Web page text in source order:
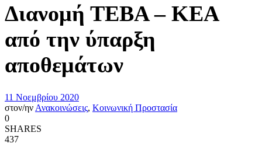
Διανομή ΤΕΒΑ – ΚΕΑ
από την ύπαρξη
αποθεμάτων
11 Νοεμβρίου 2020
στον/ηνΑνακοινώσεις, Κοινωνική Προστασία
0
SHARES
437